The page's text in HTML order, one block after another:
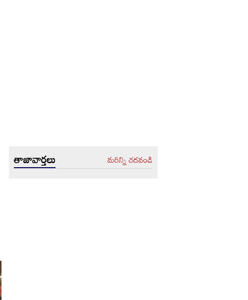
తాజావార్తలు మరిన్ని చదవండి